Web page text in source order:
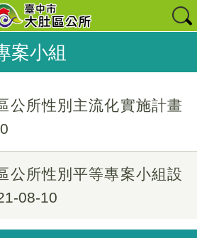
案小組
公所性別主流化實施計畫
公所性別平等專案小組設
08-10